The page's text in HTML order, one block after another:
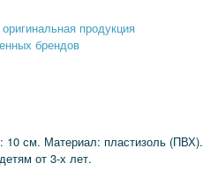
продукция
брендов
10 см. Материал: пластизоль (ПВХ).
от 3-х лет.